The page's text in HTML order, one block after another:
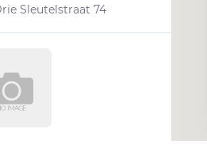
Sleutelstraat 74